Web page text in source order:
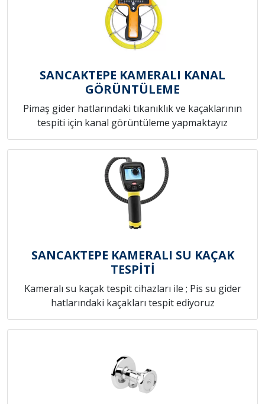
SANCAKTEPE KAMERALI KANAL
GÖRÜNTÜLEME
Pimaş gider hatlarındaki tıkanıklık ve kaçaklarının
tespiti için kanal görüntüleme yapmaktayız
SANCAKTEPE KAMERALI SU KAÇAK
TESPİTİ
Kameralı su kaçak tespit cihazları ile ; Pis su gider
hatlarındaki kaçakları tespit ediyoruz